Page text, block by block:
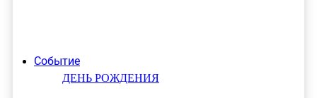
Событие
ДЕНЬ РОЖДЕНИЯ